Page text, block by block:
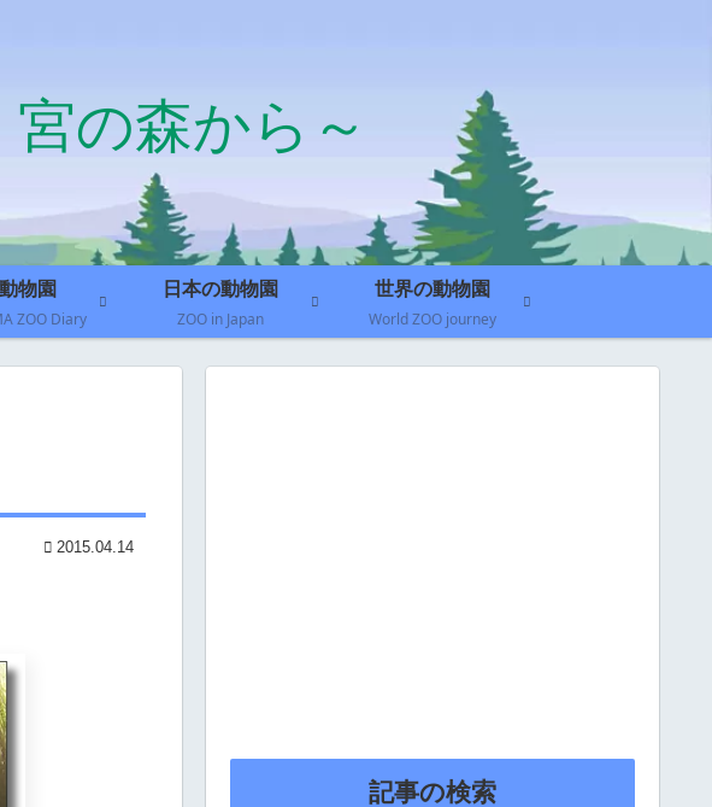
の森から～
物園
ZOO Diary
日本の動物園
ZOO in Japan
世界の動物園
World ZOO journey
2015.04.14
記事の検索